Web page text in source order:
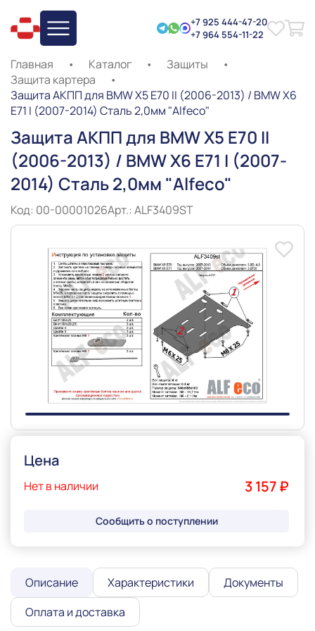
+7 925 444-47-20
+7 964 554-11-22
Главная • Каталог • Защиты
•
Защита картера
•
Защита АКПП для BMW Х5 E70 II (2006-2013) / BMW Х6
E71 I (2007-2014) Сталь 2,0мм "Alfeco"
Защита АКПП для BMW Х5 E70 II
(2006-2013) / BMW Х6 E71 I (2007-
2014) Сталь 2,0мм "Alfeco"
Код: 00-00001026Арт.: ALF3409ST
Slide 1 of 1
Цена
Нет в наличии 3 157 ₽
Сообщить о поступлении
Описание Характеристики
Документы
Оплата и доставка